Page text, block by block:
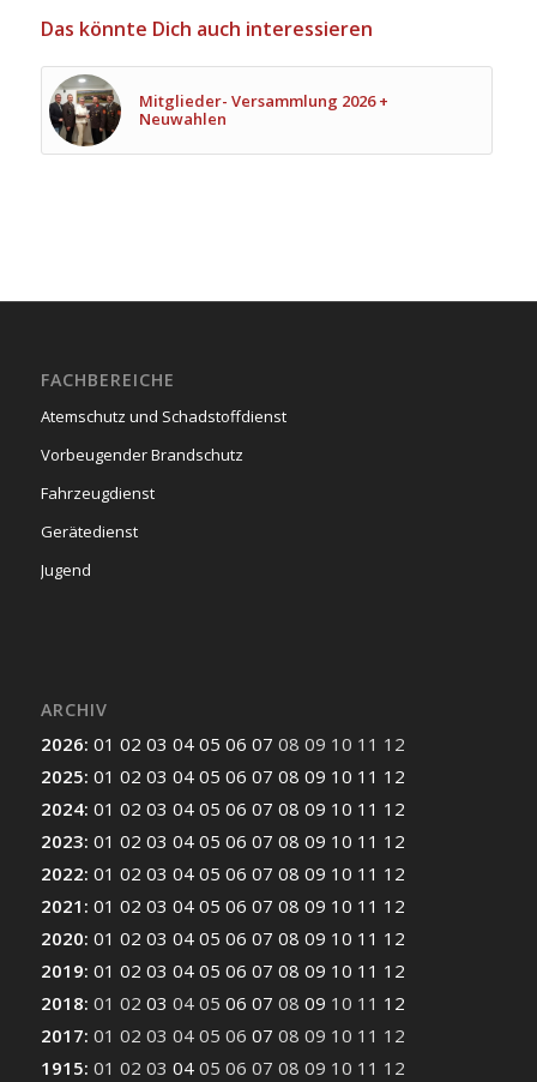
Das könnte Dich auch interessieren
Mitglieder- Versammlung 2026 +
Neuwahlen
FACHBEREICHE
Atemschutz und Schadstoffdienst
Vorbeugender Brandschutz
Fahrzeugdienst
Gerätedienst
Jugend
ARCHIV
2026: 01 02 03 04 05 06 07 08 09 10 11 12
2025: 01 02 03 04 05 06 07 08 09 10 11 12
2024: 01 02 03 04 05 06 07 08 09 10 11 12
2023: 01 02 03 04 05 06 07 08 09 10 11 12
2022: 01 02 03 04 05 06 07 08 09 10 11 12
2021 : 01 02 03 04 05 06 07 08 09 10 11 12
2020: 01 02 03 04 05 06 07 08 09 10 11 12
2019: 01 02 03 04 05 06 07 08 09 10 11 12
2018: 01 02 03 04 05 06 07 08 09 10 11 12
2017: 01 02 03 04 05 06 07 08 09 10 11 12
1915: 01 02 03 04 05 06 07 08 09 10 11 12